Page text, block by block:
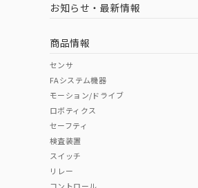
中国 RoHS 注意事項・凡例
中国 RoHS表
Pb Hg
お知らせ・最新情報
商品情報
センサ
FAシステム機器
モーション/ドライブ
ロボティクス
セーフティ
検査装置
スイッチ
リレー